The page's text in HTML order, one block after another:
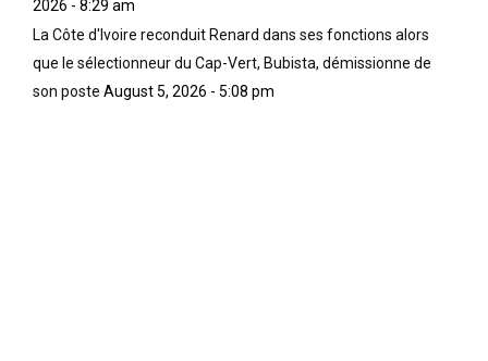
2026 - 8:29 am
La Côte d'Ivoire reconduit Renard dans ses fonctions alors
que le sélectionneur du Cap-Vert, Bubista, démissionne de
son poste August 5, 2026 - 5:08 pm